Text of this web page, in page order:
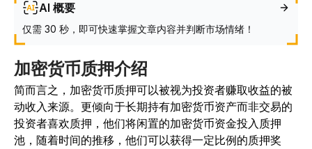
AI 概要
仅需 30 秒，即可快速掌握文章内容并判断市场情绪！
加密货币质押介绍
简而言之，加密货币质押可以被视为投资者赚取收益的被
动收入来源。更倾向于长期持有加密货币资产而非交易的
投资者喜欢质押，他们将闲置的加密货币资金投入质押
池，随着时间的推移，他们可以获得一定比例的质押奖